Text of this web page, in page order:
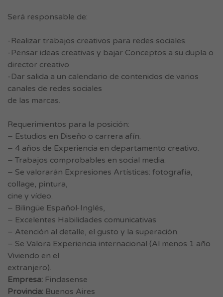
Será responsable de:
-Realizar trabajos creativos para redes sociales.
-Pensar ideas creativas y bajar Conceptos a su dupla o
director creativo
-Dar salida a un calendario de contenidos de varios
canales de redes sociales
de las marcas.
Requerimientos para la posición:
– Estudios en Diseño o carrera afín.
– 4 años de Experiencia en departamento creativo.
– Trabajos comprobables en social media.
– Se valorarán Expresiones Artísticas: fotografía,
collage, pintura,
cine y vídeo.
– Bilingüe Español-Inglés,
– Excelentes Habilidades comunicativas
– Atención al detalle, el gusto y la superación.
– Se Valora Experiencia internacional (Al menos 1 año
Viviendo en el
extranjero).
Empresa: Findasense
Provincia: Buenos Aires